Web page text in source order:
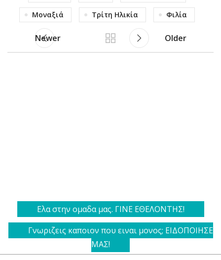
Μοναξιά Τρίτη Ηλικία Φιλία
Newer Older
Ελα στην ομαδα μας. ΓΙΝΕ ΕΘΕΛΟΝΤΗΣ!
Γνωριζεις καποιον που ειναι μονος; ΕΙΔΟΠΟΙΗΣΕ
ΜΑΣ!